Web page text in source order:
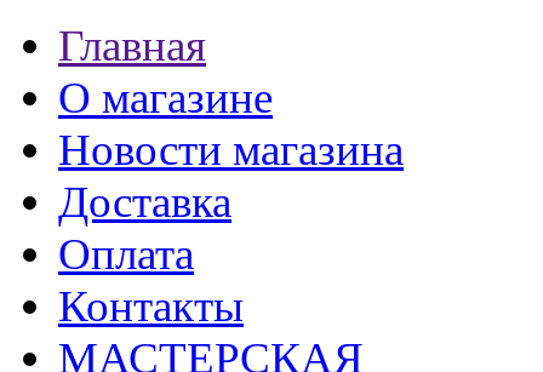
Главная
О магазине
Новости магазина
Доставка
Оплата
Контакты
МАСТЕРСКАЯ